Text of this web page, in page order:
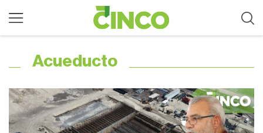
Acueducto